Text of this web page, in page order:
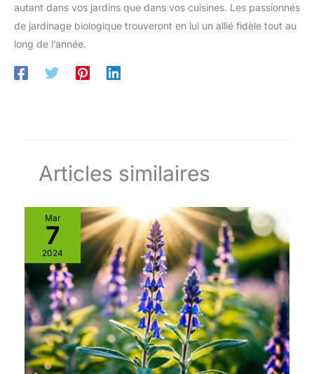
autant dans vos jardins que dans vos cuisines. Les passionnés
de jardinage biologique trouveront en lui un allié fidèle tout au
long de l’année.
Articles similaires
Mar
7
2024